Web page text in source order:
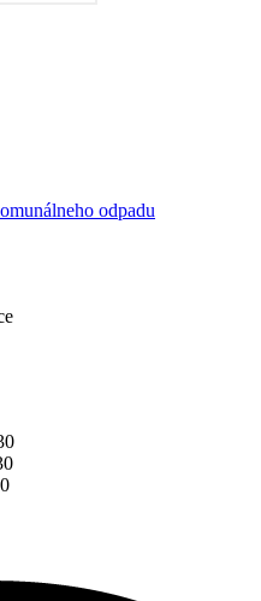
odpadu